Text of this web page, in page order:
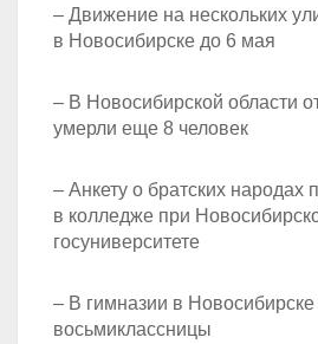
– Движение на нескольких
в Новосибирске до 6 мая
– В Новосибирской области
умерли еще 8 человек
– Анкету о братских народах
в колледже при
госуниверситете
– В гимназии в
восьмиклассницы